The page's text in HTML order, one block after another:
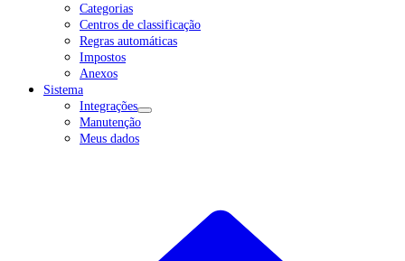
Categorias
Centros de classificação
Regras automáticas
Impostos
Anexos
Sistema
Integrações
Manutenção
Meus dados